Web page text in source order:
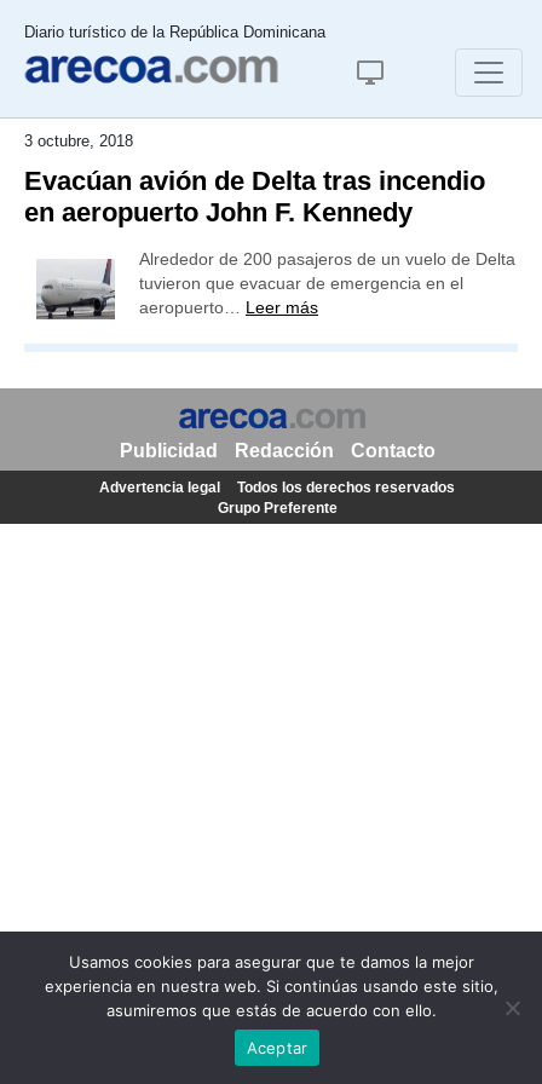
Diario turístico de la República Dominicana
3 octubre, 2018
Evacúan avión de Delta tras incendio
en aeropuerto John F. Kennedy
Alrededor de 200 pasajeros de un vuelo de Delta
tuvieron que evacuar de emergencia en el
aeropuerto… Leer más
Usamos cookies para asegurar que te damos la mejor
experiencia en nuestra web. Si continúas usando este sitio,
asumiremos que estás de acuerdo con ello.
Aceptar
Publicidad Redacción Contacto
Advertencia legal
Todos los derechos reservados
Grupo Preferente